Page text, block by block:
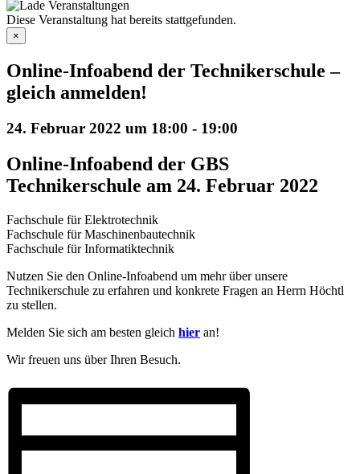
Diese Veranstaltung hat bereits stattgefunden.
×
Online-Infoabend der Technikerschule –
gleich anmelden!
24. Februar 2022 um 18:00 - 19:00
Online-Infoabend der GBS
Technikerschule am 24. Februar 2022
Fachschule für Elektrotechnik
Fachschule für Maschinenbautechnik
Fachschule für Informatiktechnik
Nutzen Sie den Online-Infoabend um mehr über unsere
Technikerschule zu erfahren und konkrete Fragen an Herrn Höchtl
zu stellen.
Melden Sie sich am besten gleich hier an!
Wir freuen uns über Ihren Besuch.